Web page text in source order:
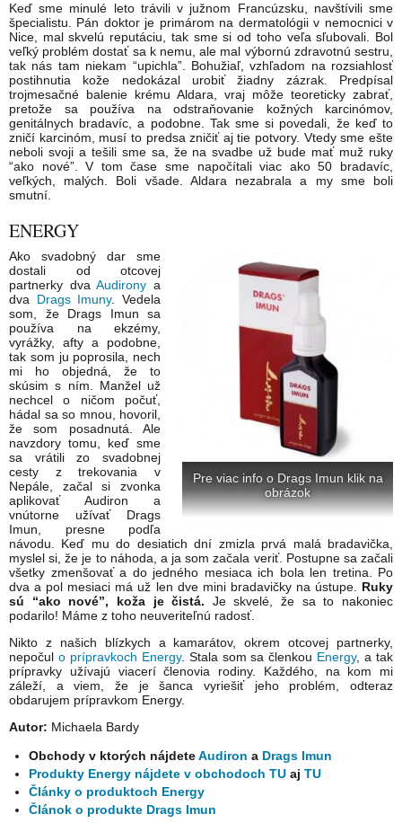
Keď sme minulé leto trávili v južnom Francúzsku, navštívili sme
špecialistu. Pán doktor je primárom na dermatológii v nemocnici v
Nice, mal skvelú reputáciu, tak sme si od toho veľa sľubovali. Bol
veľký problém dostať sa k nemu, ale mal výbornú zdravotnú sestru,
tak nás tam niekam “upichla”. Bohužiaľ, vzhľadom na rozsiahlosť
postihnutia kože nedokázal urobiť žiadny zázrak. Predpísal
trojmesačné balenie krému Aldara, vraj môže teoreticky zabrať,
pretože sa používa na odstraňovanie kožných karcinómov,
genitálnych bradavíc, a podobne. Tak sme si povedali, že keď to
zničí karcinóm, musí to predsa zničiť aj tie potvory. Vtedy sme ešte
neboli svoji a tešili sme sa, že na svadbe už bude mať muž ruky
“ako nové”. V tom čase sme napočítali viac ako 50 bradavíc,
veľkých, malých. Boli všade. Aldara nezabrala a my sme boli
smutní.
ENERGY
Pre viac info o Drags Imun klik na
obrázok
Ako svadobný dar sme
dostali od otcovej
partnerky dvaAudirony a
dva Drags Imuny. Vedela
som, že Drags Imun sa
používa na ekzémy,
vyrážky, afty a podobne,
tak som ju poprosila, nech
mi ho objedná, že to
skúsim s ním. Manžel už
nechcel o ničom počuť,
hádal sa so mnou, hovoril,
že som posadnutá. Ale
navzdory tomu, keď sme
sa vrátili zo svadobnej
cesty z trekovania v
Nepále, začal si zvonka
aplikovať Audiron a
vnútorne užívať Drags
Imun, presne podľa
návodu. Keď mu do desiatich dní zmizla prvá malá bradavička,
myslel si, že je to náhoda, a ja som začala veriť. Postupne sa začali
všetky zmenšovať a do jedného mesiaca ich bola len tretina. Po
dva a pol mesiaci má už len dve mini bradavičky na ústupe. Ruky
sú “ako nové”, koža je čistá. Je skvelé, že sa to nakoniec
podarilo! Máme z toho neuveriteľnú radosť.
Nikto z našich blízkych a kamarátov, okrem otcovej partnerky,
nepočul o prípravkoch Energy. Stala som sa členkou Energy, a tak
prípravky užívajú viacerí členovia rodiny. Každého, na kom mi
záleží, a viem, že je šanca vyriešiť jeho problém, odteraz
obdarujem prípravkom Energy.
Autor: Michaela Bardy
Obchody v ktorých nájdeteAudiron a Drags Imun
Produkty Energy nájdete v obchodoch TU ajTU
Články o produktoch Energy
Článok o produkte Drags Imun